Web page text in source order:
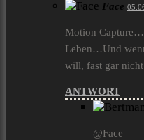
Face
Motion
Leben…Und
will, fast gar
ANTWORT
@Face